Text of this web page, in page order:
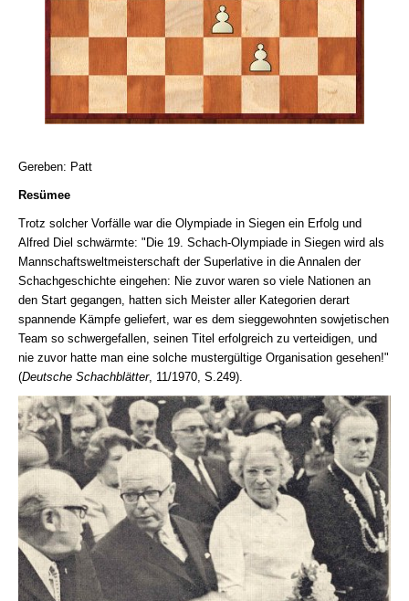
Gereben: Patt
Resümee
Trotz solcher Vorfälle war die Olympiade in Siegen ein Erfolg und
Alfred Diel schwärmte: "Die 19. Schach-Olympiade in Siegen wird als
Mannschaftsweltmeisterschaft der Superlative in die Annalen der
Schachgeschichte eingehen: Nie zuvor waren so viele Nationen an
den Start gegangen, hatten sich Meister aller Kategorien derart
spannende Kämpfe geliefert, war es dem sieggewohnten sowjetischen
Team so schwergefallen, seinen Titel erfolgreich zu verteidigen, und
nie zuvor hatte man eine solche mustergültige Organisation gesehen!"
(Deutsche Schachblätter, 11/1970, S.249).